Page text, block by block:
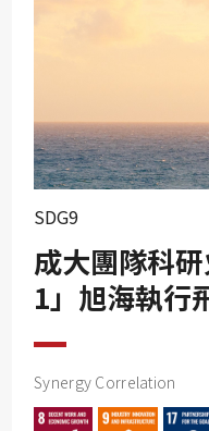
SDG9
成大團隊科
1」旭海執行
Synergy Correlation